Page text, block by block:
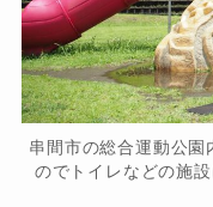
串間市の総合運動公園
のでトイレなどの施